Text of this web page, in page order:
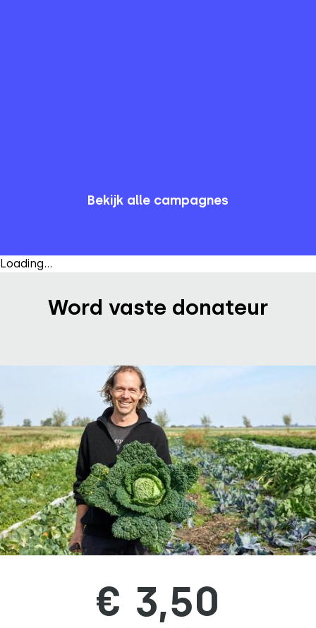
Bekijk alle campagnes
Loading...
Word vaste donateur
€ 3,50